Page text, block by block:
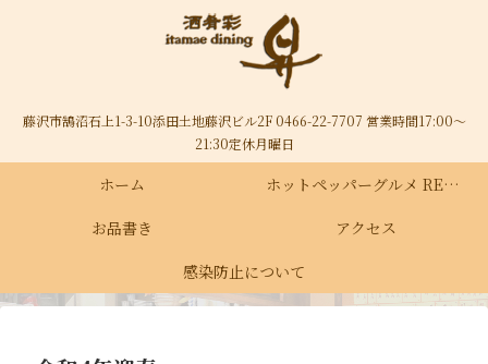
藤沢市鵠沼石上1-3-10添田土地藤沢ビル2F 0466-22-7707 営業時間17:00～
21:30定休月曜日
ホーム
ホットペッパーグルメ RECRUIT
お品書き
アクセス
感染防止について